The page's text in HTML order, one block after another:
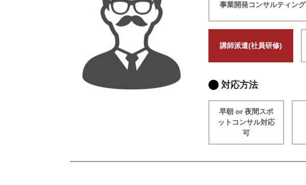
事業開発コンサルティング
講師派遣(社員研修)
対応方法
早朝 or 夜間スポ
ットコンサル対応
可